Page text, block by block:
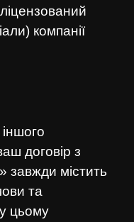
компанії
договір з
містить
та
цьому